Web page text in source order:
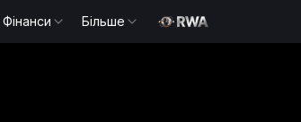
Фінанси Більше